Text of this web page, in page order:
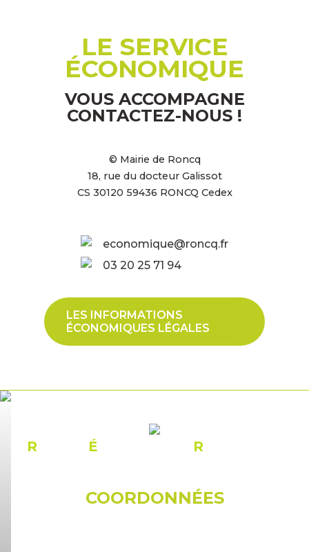
LE SERVICE
ÉCONOMIQUE
VOUS ACCOMPAGNE
CONTACTEZ-NOUS !
© Mairie de Roncq
18, rue du docteur Galissot
CS 30120 59436 RONCQ Cedex
economique@roncq.fr
03 20 25 71 94
LES INFORMATIONS
ÉCONOMIQUES LÉGALES
R ÉCONOMIQUE R
COORDONNÉES